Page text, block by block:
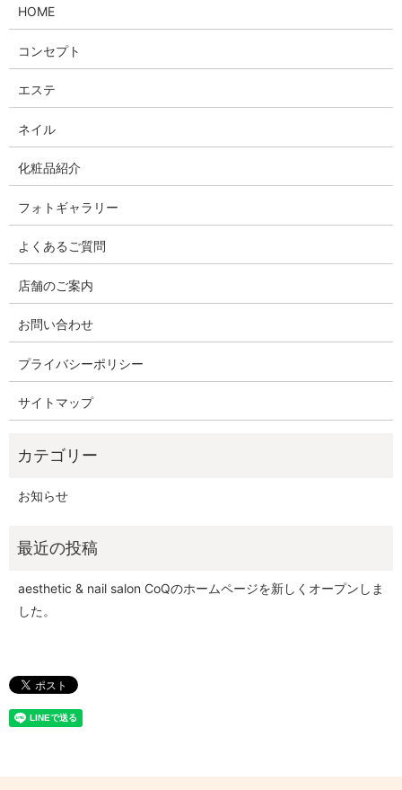
HOME
コンセプト
エステ
ネイル
化粧品紹介
フォトギャラリー
よくあるご質問
店舗のご案内
お問い合わせ
プライバシーポリシー
サイトマップ
お知らせ
aesthetic & nail salon CoQのホームページを新しくオープンしま
した。